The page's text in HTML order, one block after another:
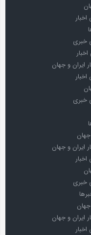
خبری
ایران و جهان
خبری
جهان
ایران و جهان
خبری
جهان
ایران و جهان